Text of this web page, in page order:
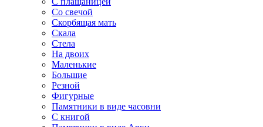
Со свечой
Скорбящая мать
Скала
Стела
На двоих
Маленькие
Большие
Резной
Фигурные
Памятники в виде часовни
С книгой